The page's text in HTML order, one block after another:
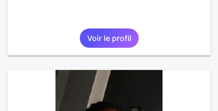
Voir le profil